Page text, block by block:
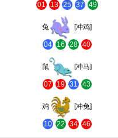
01 13 25 37 49
兔 [冲鸡]
04 16 28 40
鼠 [冲马]
07 19 31 43
鸡 [冲兔]
10 22 34 46